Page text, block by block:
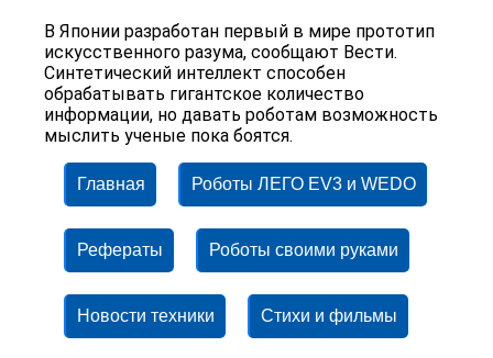
В Японии разработан первый в мире прототип
искусственного разума, сообщают Вести.
Синтетический интеллект способен
обрабатывать гигантское количество
информации, но давать роботам возможность
мыслить ученые пока боятся.
Главная Роботы ЛЕГО EV3 и WEDO
Рефераты Роботы своими руками
Новости техники Стихи и фильмы